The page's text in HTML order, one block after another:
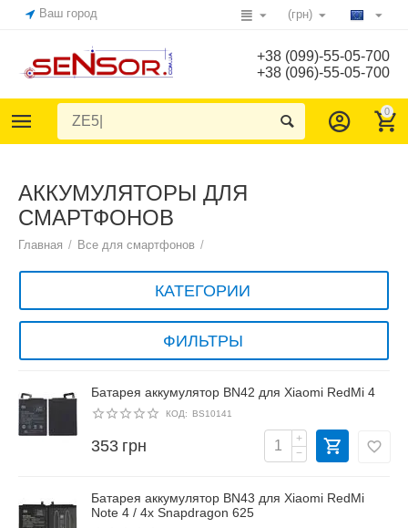
Ваш город (грн)
+38 (099)-55-05-700
+38 (096)-55-05-700
0
АККУМУЛЯТОРЫ ДЛЯ
СМАРТФОНОВ
Главная / Все для смартфонов /
КАТЕГОРИИ
ФИЛЬТРЫ
Батарея аккумулятор BN42 для Xiaomi RedMi 4
КОД: BS10141
353 грн
+
−
Батарея аккумулятор BN43 для Xiaomi RedMi
Note 4 / 4x Snapdragon 625